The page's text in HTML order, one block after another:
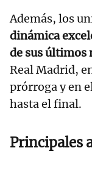
Además, los
dinámica
de sus últimos
Real Madrid,
prórroga y en
hasta el final.
Principales